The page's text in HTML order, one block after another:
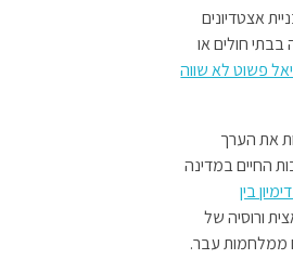
אצטדיונים
חולים או
פשוט לא שווה
את הערך
החיים במדינה
בין
ורוסיה של
ממלחמות עבר.